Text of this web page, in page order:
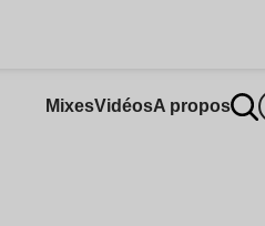
MixesVidéosA propos